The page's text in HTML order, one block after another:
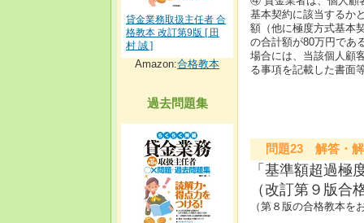
貸金業務取扱主任者 合
格教本 改訂第9版 [ 田
村 誠 ]
Amazon:合格教本
過去問題集
基本契約に該当するか
額（他に極度方式基本
の合計額が80万円であ
場合には、当該個人顧
る事項を記載した書面
問題23 解答・
「基準額超過極
（改訂第９版合
（第８版の合格教本を